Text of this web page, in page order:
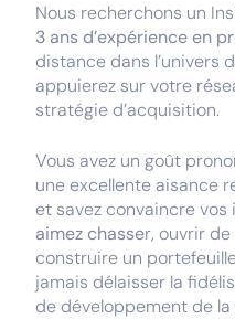
Nous recherchons un
3 ans d’expérience en
distance dans l’univers
appuierez sur votre
stratégie d’acquisition.
Vous avez un goût
une excellente aisance
et savez convaincre
aimez chasser, ouvrir
construire un
jamais délaisser la
de développement de